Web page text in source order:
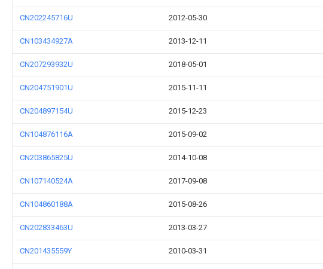
CN202245716U 2012-05-30
CN103434927A 2013-12-11
CN207293932U 2018-05-01
CN204751901U 2015-11-11
CN204897154U 2015-12-23
CN104876116A 2015-09-02
CN203865825U 2014-10-08
CN107140524A 2017-09-08
CN104860188A 2015-08-26
CN202833463U 2013-03-27
CN201435559Y 2010-03-31